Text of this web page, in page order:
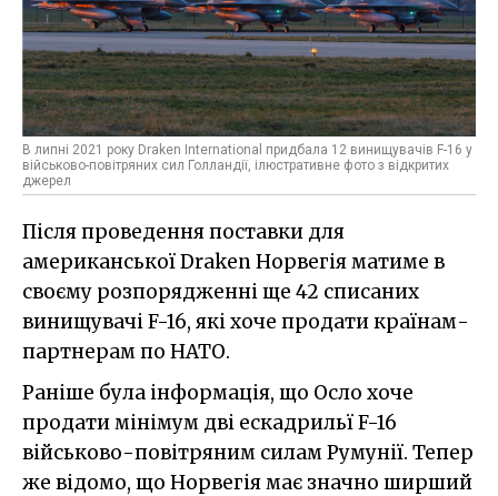
В липні 2021 року Draken International придбала 12 винищувачів F-16 у
військово-повітряних сил Голландії, ілюстративне фото з відкритих
джерел
Після проведення поставки для
американської Draken Норвегія матиме в
своєму розпорядженні ще 42 списаних
винищувачі F-16, які хоче продати країнам-
партнерам по НАТО.
Раніше була інформація, що Осло хоче
продати мінімум дві ескадрильї F-16
військово-повітряним силам Румунії. Тепер
же відомо, що Норвегія має значно ширший